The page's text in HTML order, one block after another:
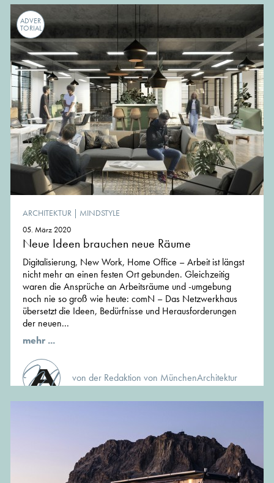
ADVER
TORIAL
ARCHITEKTUR | MINDSTYLE
05. März 2020
Neue Ideen brauchen neue Räume
Digitalisierung, New Work, Home Office – Arbeit ist längst
nicht mehr an einen festen Ort gebunden. Gleichzeitig
waren die Ansprüche an Arbeitsräume und -umgebung
noch nie so groß wie heute: comN – Das Netzwerkhaus
übersetzt die Ideen, Bedürfnisse und Herausforderungen
der neuen...
mehr ...
von der Redaktion von MünchenArchitektur